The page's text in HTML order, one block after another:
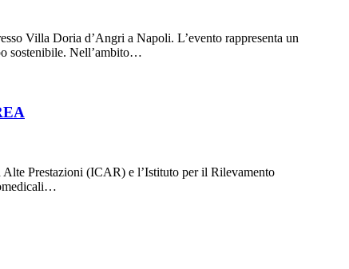
Villa Doria d’Angri a Napoli. L’evento rappresenta un
sostenibile. Nell’ambito…
Prestazioni (ICAR) e l’Istituto per il Rilevamento